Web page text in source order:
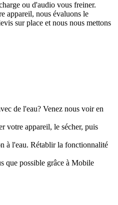
ou d'audio vous freiner.
appareil, nous évaluons le
sur place et nous nous mettons
de l'eau? Venez nous voir en
votre appareil, le sécher, puis
à l'eau. Rétablir la fonctionnalité
que possible grâce à Mobile